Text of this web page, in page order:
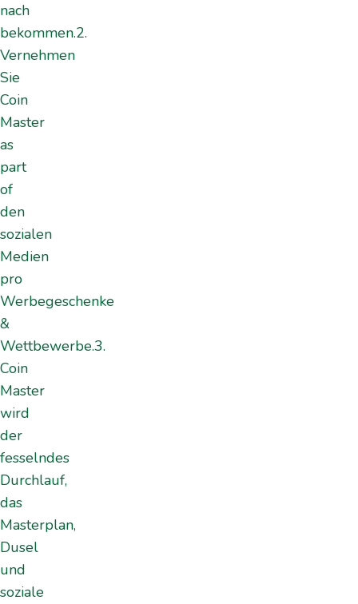
nach
bekommen.2.
Vernehmen
Sie
Coin
Master
as
part
of
den
sozialen
Medien
pro
Werbegeschenke
&
Wettbewerbe.3.
Coin
Master
wird
der
fesselndes
Durchlauf,
das
Masterplan,
Dusel
und
soziale